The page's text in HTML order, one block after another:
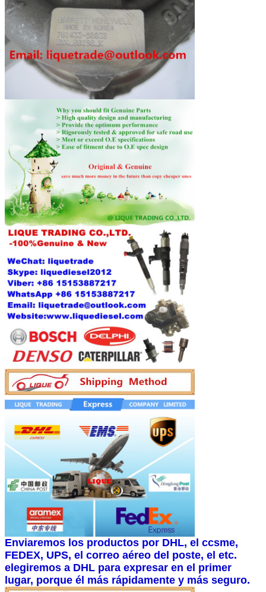
Enviaremos los productos por DHL, el ccsme,
FEDEX, UPS, el correo aéreo del poste, el etc.
elegiremos a DHL para expresar en el primer
lugar, porque él más rápidamente y más seguro.